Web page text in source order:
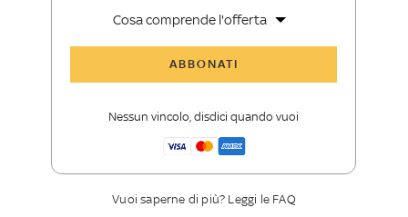
Cosa comprende l'offerta
Sport
La newsletter esclusiva di Sky Sport
ABBONATI
Nessun vincolo, disdici quando vuoi
Vuoi saperne di più? Leggi le FAQ